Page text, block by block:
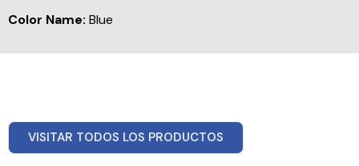
Color Name: Blue
VISITAR TODOS LOS PRODUCTOS